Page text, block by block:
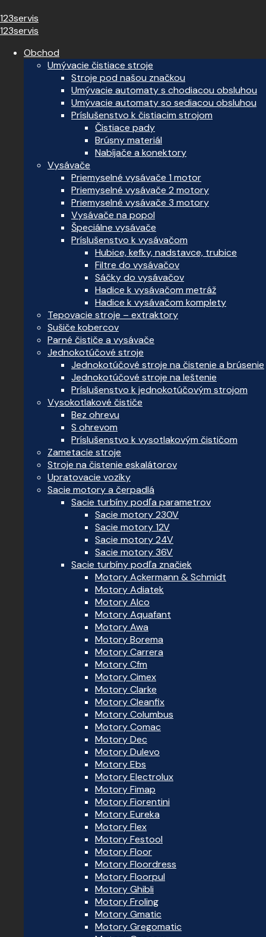
123servis
123servis
Obchod
Umývacie čistiace stroje
Stroje pod našou značkou
Umývacie automaty s chodiacou obsluhou
Umývacie automaty so sediacou obsluhou
Príslušenstvo k čistiacim strojom
Čistiace pady
Brúsny materiál
Nabíjače a konektory
Vysávače
Priemyselné vysávače 1 motor
Priemyselné vysávače 2 motory
Priemyselné vysávače 3 motory
Vysávače na popol
Špeciálne vysávače
Príslušenstvo k vysávačom
Hubice, kefky, nadstavce, trubice
Filtre do vysávačov
Sáčky do vysávačov
Hadice k vysávačom metráž
Hadice k vysávačom komplety
Tepovacie stroje – extraktory
Sušiče kobercov
Parné čističe a vysávače
Jednokotúčové stroje
Jednokotúčové stroje na čistenie a brúsenie
Jednokotúčové stroje na leštenie
Príslušenstvo k jednokotúčovým strojom
Vysokotlakové čističe
Bez ohrevu
S ohrevom
Príslušenstvo k vysotlakovým čističom
Zametacie stroje
Stroje na čistenie eskalátorov
Upratovacie vozíky
Sacie motory a čerpadlá
Sacie turbíny podľa parametrov
Sacie motory 230V
Sacie motory 12V
Sacie motory 24V
Sacie motory 36V
Sacie turbíny podľa značiek
Motory Ackermann & Schmidt
Motory Adiatek
Motory Alco
Motory Aquafant
Motory Awa
Motory Borema
Motory Carrera
Motory Cfm
Motory Cimex
Motory Clarke
Motory Cleanfix
Motory Columbus
Motory Comac
Motory Dec
Motory Dulevo
Motory Ebs
Motory Electrolux
Motory Fimap
Motory Fiorentini
Motory Eureka
Motory Flex
Motory Festool
Motory Floor
Motory Floordress
Motory Floorpul
Motory Ghibli
Motory Froling
Motory Gmatic
Motory Gregomatic